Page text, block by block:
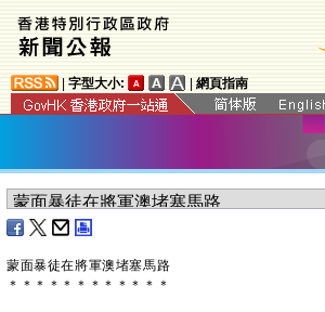
字型大小: 網頁指南
蒙面暴徒在將軍澳堵塞馬路
＊ ＊ ＊ ＊ ＊ ＊ ＊ ＊ ＊ ＊ ＊ ＊